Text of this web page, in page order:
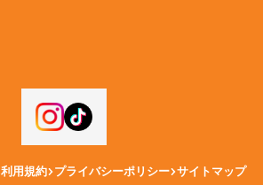
利用規約 プライバシーポリシー サイトマップ